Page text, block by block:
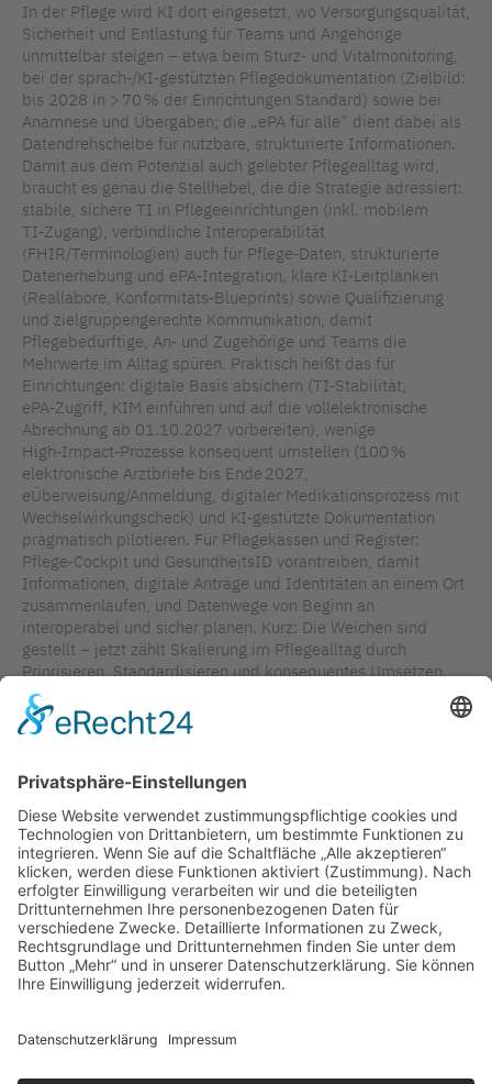
In der Pflege wird KI dort eingesetzt, wo Versorgungsqualität,
Sicherheit und Entlastung für Teams und Angehörige
unmittelbar steigen – etwa beim Sturz‑ und Vitalmonitoring,
bei der sprach‑/KI‑gestützten Pflegedokumentation (Zielbild:
bis 2028 in > 70 % der Einrichtungen Standard) sowie bei
Anamnese und Übergaben; die „ePA für alle“ dient dabei als
Datendrehscheibe für nutzbare, strukturierte Informationen.
Damit aus dem Potenzial auch gelebter Pflegealltag wird,
braucht es genau die Stellhebel, die die Strategie adressiert:
stabile, sichere TI in Pflegeeinrichtungen (inkl. mobilem
TI‑Zugang), verbindliche Interoperabilität
(FHIR/Terminologien) auch für Pflege‑Daten, strukturierte
Datenerhebung und ePA‑Integration, klare KI‑Leitplanken
(Reallabore, Konformitäts‑Blueprints) sowie Qualifizierung
und zielgruppengerechte Kommunikation, damit
Pflegebedürftige, An‑ und Zugehörige und Teams die
Mehrwerte im Alltag spüren. Praktisch heißt das für
Einrichtungen: digitale Basis absichern (TI‑Stabilität,
ePA‑Zugriff, KIM einführen und auf die vollelektronische
Abrechnung ab 01.10.2027 vorbereiten), wenige
High‑Impact‑Prozesse konsequent umstellen (100 %
elektronische Arztbriefe bis Ende 2027,
eÜberweisung/Anmeldung, digitaler Medikationsprozess mit
Wechselwirkungscheck) und KI‑gestützte Dokumentation
pragmatisch pilotieren. Für Pflegekassen und Register:
Pflege‑Cockpit und GesundheitsID vorantreiben, damit
Informationen, digitale Anträge und Identitäten an einem Ort
zusammenlaufen, und Datenwege von Beginn an
interoperabel und sicher planen. Kurz: Die Weichen sind
gestellt – jetzt zählt Skalierung im Pflegealltag durch
Priorisieren, Standardisieren und konsequentes Umsetzen.
Verfasser: Burak Boyaci — Referent IT, Statistik & eHealth,
TAGS IN DIESEM ARTIKEL
DIGITALISIERUNG